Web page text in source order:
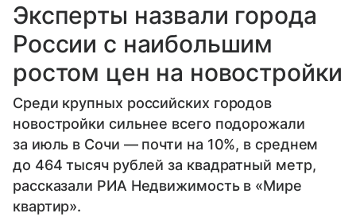
Эксперты назвали города
России с наибольшим
ростом цен на новостройки
Среди крупных российских городов
новостройки сильнее всего подорожали
за июль в Сочи — почти на 10%, в среднем
до 464 тысяч рублей за квадратный метр,
рассказали РИА Недвижимость в «Мире
квартир».